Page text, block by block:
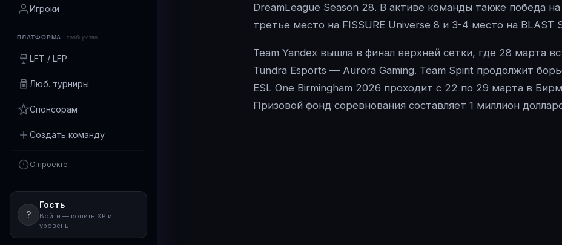
Игроки
ПЛАТФОРМА сообщество
LFT / LFP
Люб. турниры
Спонсорам
Создать команду
О проекте
?
Гость
Войти — копить XP и
уровень
DreamLeague Season 28. В активе команды также победа на
третье место на FISSURE Universe 8 и 3-4 место на BLAST
Team Yandex вышла в финал верхней сетки, где 28 марта
Tundra Esports — Aurora Gaming. Team Spirit продолжит
ESL One Birmingham 2026 проходит с 22 по 29 марта в
Призовой фонд соревнования составляет 1 миллион